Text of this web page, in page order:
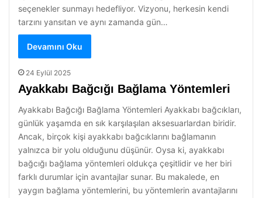
seçenekler sunmayı hedefliyor. Vizyonu, herkesin kendi
tarzını yansıtan ve aynı zamanda gün…
Devamını Oku
24 Eylül 2025
Ayakkabı Bağcığı Bağlama Yöntemleri
Ayakkabı Bağcığı Bağlama Yöntemleri Ayakkabı bağcıkları,
günlük yaşamda en sık karşılaşılan aksesuarlardan biridir.
Ancak, birçok kişi ayakkabı bağcıklarını bağlamanın
yalnızca bir yolu olduğunu düşünür. Oysa ki, ayakkabı
bağcığı bağlama yöntemleri oldukça çeşitlidir ve her biri
farklı durumlar için avantajlar sunar. Bu makalede, en
yaygın bağlama yöntemlerini, bu yöntemlerin avantajlarını